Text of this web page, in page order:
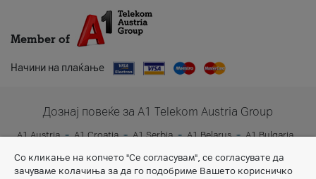
Member of
Начини на плаќање
Дознај повеќе за A1 Telekom Austria Group
A1 Austria A1 Croatia A1 Serbia A1 Belarus
A1 Bulgaria
A1 Slovenia
A1 Digital
Со кликање на копчето "Се согласувам", се согласувате да
зачуваме колачиња за да го подобриме Вашето корисничко